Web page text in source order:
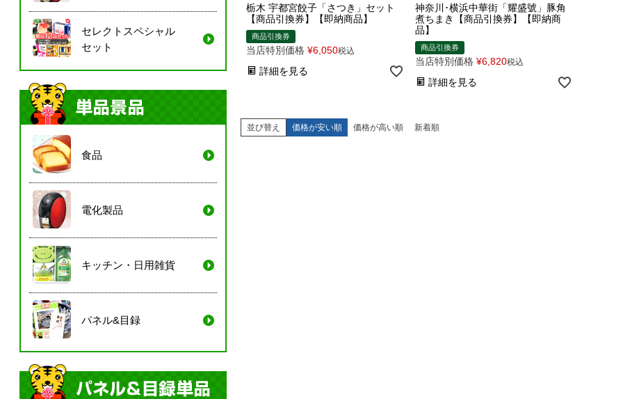
セレクトスペシャル
セット
食品
電化製品
キッチン・日用雑貨
パネル&目録
栃木 宇都宮餃子「さつき」セット
【商品引換券】【即納商品】
商品引換券
当店特別価格 ¥6,050税込
詳細を見る
神奈川･横浜中華街「耀盛號」豚角
煮ちまき【商品引換券】【即納商
品】
商品引換券
当店特別価格 ¥6,820税込
詳細を見る
並び替え 価格が安い順 価格が高い順 新着順